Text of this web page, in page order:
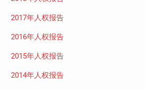
2017年人权报告
2016年人权报告
2015年人权报告
2014年人权报告